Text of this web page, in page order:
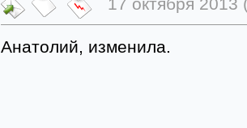
Анатолий, изменила.